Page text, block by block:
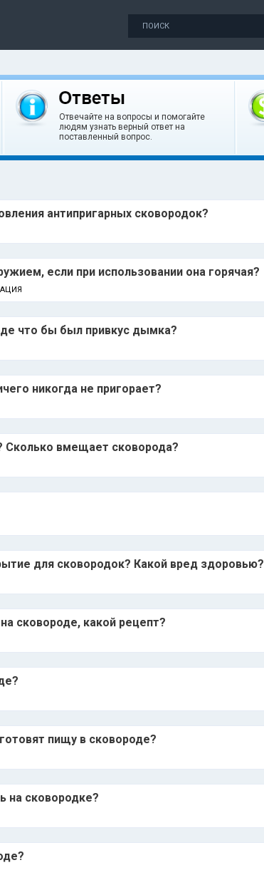
Отвечайте на вопросы и помогайте
людям узнать верный ответ на
поставленный вопрос.
антипригарных сковородок?
если при использовании она горячая?
что бы был привкус дымка?
никогда не пригорает?
Сколько вмещает сковорода?
для сковородок? Какой вред здоровью?
сковороде, какой рецепт?
пищу в сковороде?
на сковородке?